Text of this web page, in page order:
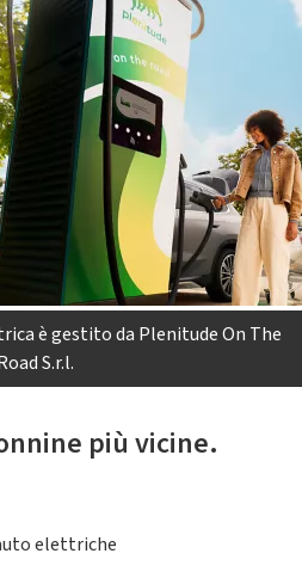
è gestito da Plenitude On The
S.r.l.
più vicine.
elettriche